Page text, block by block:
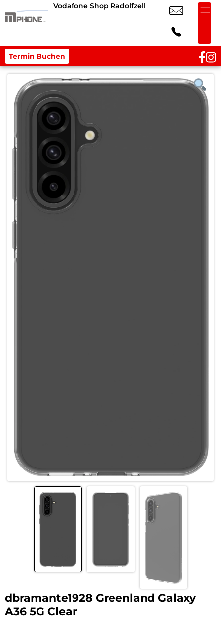
Vodafone Shop Radolfzell
Termin Buchen
dbramante1928 Greenland Galaxy
A36 5G Clear